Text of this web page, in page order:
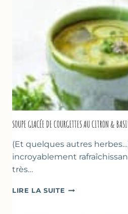
D’ORANGER
SOUPE GLACÉE DE COURGETTES AU CITRON &
(Et quelques autres
incroyablement
très…
LIRE LA SUITE SOUPE